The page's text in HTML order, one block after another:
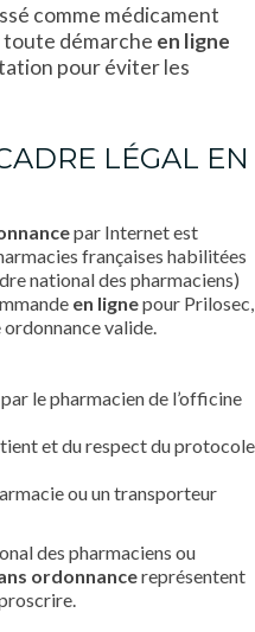
comme médicament
toute démarche en ligne
pour éviter les
LÉGAL EN
par Internet est
françaises habilitées
national des pharmaciens)
en lignepour Prilosec,
ordonnance valide.
le pharmacien de l’officine
et du respect du protocole
ou un transporteur
des pharmaciens ou
ordonnancereprésentent